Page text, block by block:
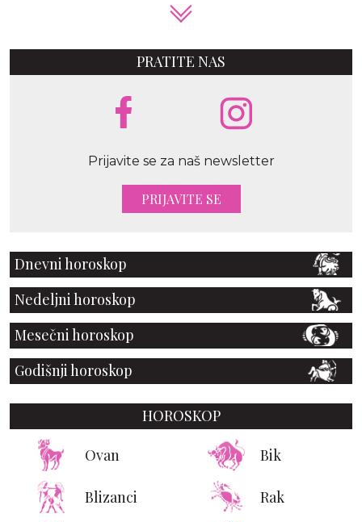
PRATITE NAS
Prijavite se za naš newsletter
PRIJAVITE SE
Dnevni horoskop
Nedeljni horoskop
Mesečni horoskop
Godišnji horoskop
HOROSKOP
Ovan Bik
Blizanci Rak